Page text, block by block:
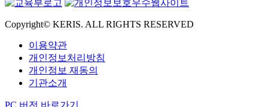
Copyright© KERIS. ALL RIGHTS RESERVED
이용약관
개인정보처리방침
개인정보 재동의
기관소개
PC 버전 바로가기